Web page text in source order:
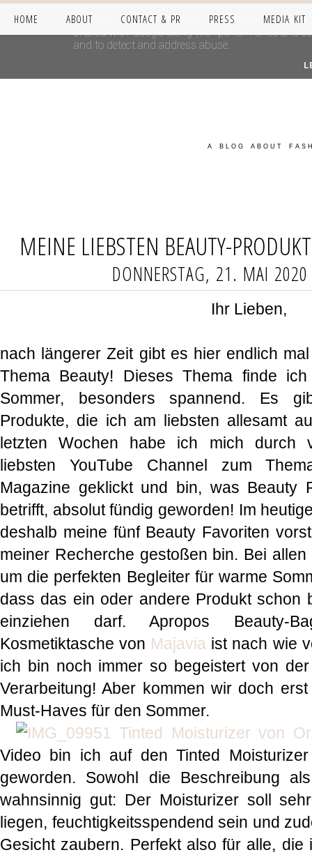
HOME ABOUT CONTACT & PR PRESS MEDIA KIT
A BLOG ABOUT
MEINE LIEBSTEN BEAUTY-
DONNERSTAG, 21. MAI 2020
Ihr Lieben,
nach längerer Zeit gibt es hier endlich
Thema Beauty! Dieses Thema finde
Sommer, besonders spannend. Es
Produkte, die ich am liebsten allesamt
letzten Wochen habe ich mich durch
liebsten YouTube Channel zum
Magazine geklickt und bin, was Beauty
betrifft, absolut fündig geworden! Im
deshalb meine fünf Beauty Favoriten
meiner Recherche gestoßen bin. Bei
um die perfekten Begleiter für warme
dass das ein oder andere Produkt schon
einziehen darf. Apropos Beauty-
Kosmetiktasche von Majavia ist nach wie
ich bin noch immer so begeistert von
Verarbeitung! Aber kommen wir doch
Must-Haves für den Sommer.
1 Tinted Moisturizer von
Video bin ich auf den Tinted
geworden. Sowohl die Beschreibung
wahnsinnig gut: Der Moisturizer soll
liegen, feuchtigkeitsspendend sein und
Gesicht zaubern. Perfekt also für alle, die
This site uses cookies from Google to deliver its
shared with Google along with performance and
and to detect and address abuse.